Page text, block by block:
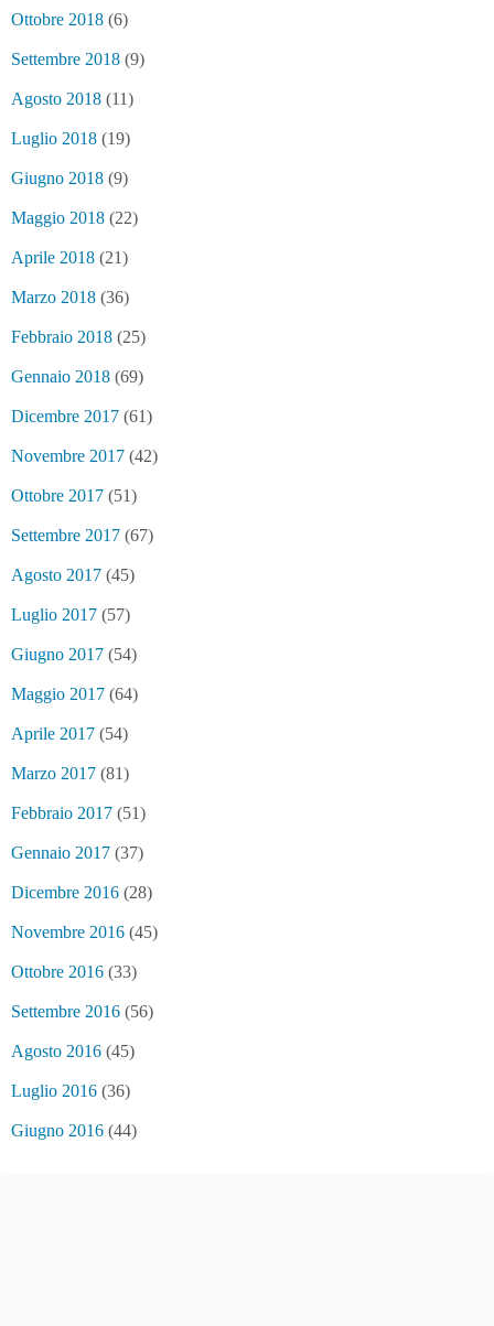
Ottobre 2018 (6)
Settembre 2018 (9)
Agosto 2018 (11)
Luglio 2018 (19)
Giugno 2018 (9)
Maggio 2018 (22)
Aprile 2018 (21)
Marzo 2018 (36)
Febbraio 2018 (25)
Gennaio 2018 (69)
Dicembre 2017 (61)
Novembre 2017 (42)
Ottobre 2017 (51)
Settembre 2017 (67)
Agosto 2017 (45)
Luglio 2017 (57)
Giugno 2017 (54)
Maggio 2017 (64)
Aprile 2017 (54)
Marzo 2017 (81)
Febbraio 2017 (51)
Gennaio 2017 (37)
Dicembre 2016 (28)
Novembre 2016 (45)
Ottobre 2016 (33)
Settembre 2016 (56)
Agosto 2016 (45)
Luglio 2016 (36)
Giugno 2016 (44)